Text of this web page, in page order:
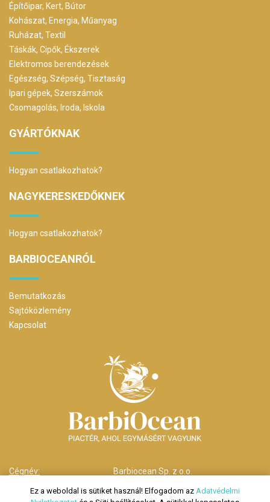
Építőipar, Kert, Bútor
Kohászat, Energia, Műanyag
Ruházat, Textil
Táskák, Cipők, Ékszerek
Elektromos berendezések
Egészség, Szépség, Tisztaság
Ipari gépek, Szerszámok
Csomagolás, Iroda, Iskola
GYÁRTÓKNAK
Hogyan csatlakozhatok?
NAGYKERESKEDŐKNEK
Hogyan csatlakozhatok?
BARBIOCEANRÓL
Bemutatkozás
Sajtóközlemény
Kapcsolat
Cégnév:
Barbiocean Sp. z o.o.
ul. Długa nr 29
Ez a weboldal is sütiket használ! Elfogadom az Adatvédelmi